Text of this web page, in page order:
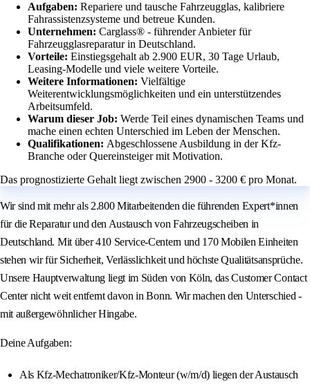
Aufgaben: Repariere und tausche Fahrzeugglas, kalibriere
Fahrassistenzsysteme und betreue Kunden.
Unternehmen: Carglass® - führender Anbieter für
Fahrzeugglasreparatur in Deutschland.
Vorteile: Einstiegsgehalt ab 2.900 EUR, 30 Tage Urlaub,
Leasing-Modelle und viele weitere Vorteile.
Weitere Informationen: Vielfältige
Weiterentwicklungsmöglichkeiten und ein unterstützendes
Arbeitsumfeld.
Warum dieser Job: Werde Teil eines dynamischen Teams und
mache einen echten Unterschied im Leben der Menschen.
Qualifikationen: Abgeschlossene Ausbildung in der Kfz-
Branche oder Quereinsteiger mit Motivation.
Das prognostizierte Gehalt liegt zwischen 2900 - 3200 € pro Monat.
Wir sind mit mehr als 2.800 Mitarbeitenden die führenden Expert*innen
für die Reparatur und den Austausch von Fahrzeugscheiben in
Deutschland. Mit über 410 Service-Centern und 170 Mobilen Einheiten
stehen wir für Sicherheit, Verlässlichkeit und höchste Qualitätsansprüche.
Unsere Hauptverwaltung liegt im Süden von Köln, das Customer Contact
Center nicht weit entfernt davon in Bonn. Wir machen den Unterschied -
mit außergewöhnlicher Hingabe.
Deine Aufgaben:
Als Kfz-Mechatroniker/Kfz-Monteur (w/m/d) liegen der Austausch